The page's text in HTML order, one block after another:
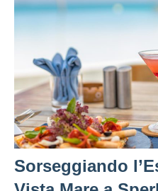
Sorseggiando